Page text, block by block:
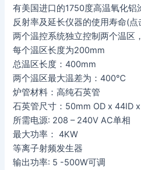
有美国进口的1750度高温氧化铝
反射率及延长仪器的使用寿命(点
两个温控系统独立控制两个温区
每个温区长度为200mm
总温区长度：400mm
两个温区最大温差为：400℃
炉管材料：高纯石英管
石英管尺寸：50mm OD x 44ID
所需电源: 208 – 240V AC单相
最大功率： 4KW
等离子射频发生器
输出功率: 5 -500W可调